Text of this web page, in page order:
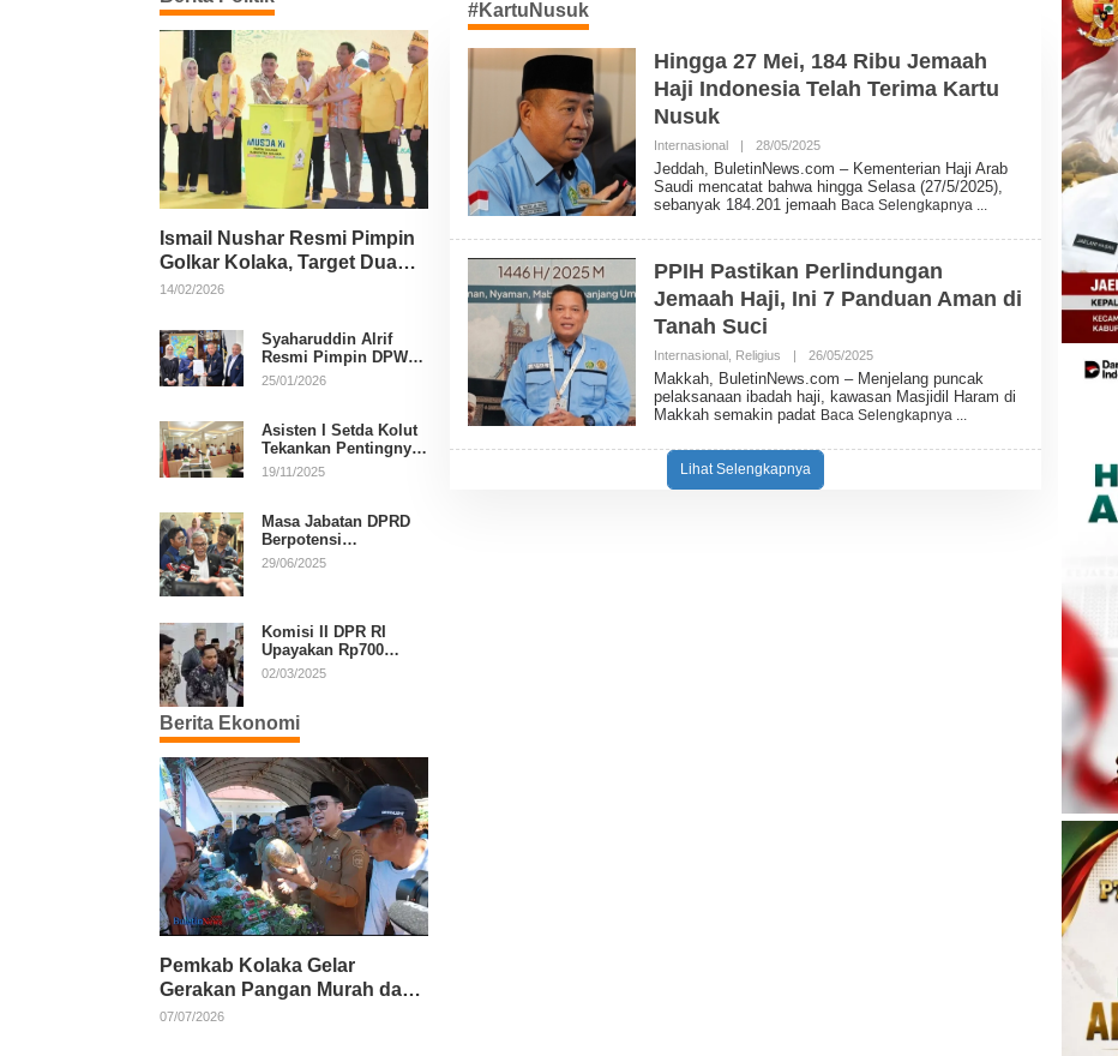
Ismail Nushar Resmi Pimpin
Golkar Kolaka, Target Dua
Kursi per Dapil
14/02/2026
Syaharuddin Alrif
Resmi Pimpin DPW
NasDem Sulsel
25/01/2026
Asisten I Setda Kolut
Tekankan Pentingnya
Pendidikan Politik
19/11/2025
Masa Jabatan DPRD
Berpotensi
Diperpanjang, Aria
29/06/2025
Komisi II DPR RI
Upayakan Rp700
Miliar dari APBN
Putusan MK
02/03/2025
Berita Ekonomi
Pemkab Kolaka Gelar
Gerakan Pangan Murah dan
Salurkan Pupuk Organik
07/07/2026
#KartuNusuk
Hingga 27 Mei, 184 Ribu Jemaah
Haji Indonesia Telah Terima Kartu
Nusuk
Internasional | 28/05/2025O
E
H
B
T
W
S
Jeddah, BuletinNews.com – Kementerian Haji Arab
Saudi mencatat bahwa hingga Selasa (27/5/2025),
sebanyak 184.201 jemaah Baca Selengkapnya
PPIH Pastikan Perlindungan
Jemaah Haji, Ini 7 Panduan Aman di
Tanah Suci
Internasional, Religius | 26/05/2025O
E
H
B
Makkah, BuletinNews.com – Menjelang puncak
pelaksanaan ibadah haji, kawasan Masjidil Haram di
Makkah semakin padat Baca Selengkapnya
Lihat Selengkapnya